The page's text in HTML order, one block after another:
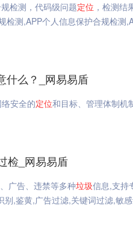
检测，代码级问题定位 ，检测
检测,APP个人信息保护合规检
什么？_网易易盾
安全的定位和目标、管理体制机
检_网易易盾
广告、违禁等多种垃圾信息,支持
别,鉴黄,广告过滤,关键词过滤,敏